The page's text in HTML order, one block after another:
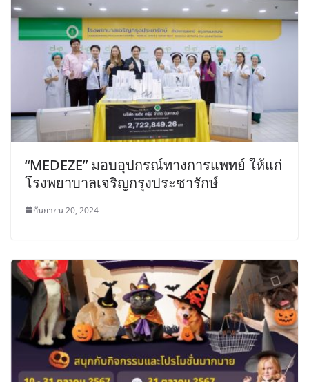
“MEDEZE” มอบอุปกรณ์ทางการแพทย์ ให้แก่
โรงพยาบาลเจริญกรุงประชารักษ์
กันยายน 20, 2024